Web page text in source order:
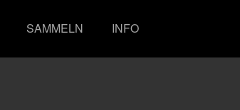
SAMMELN INFO